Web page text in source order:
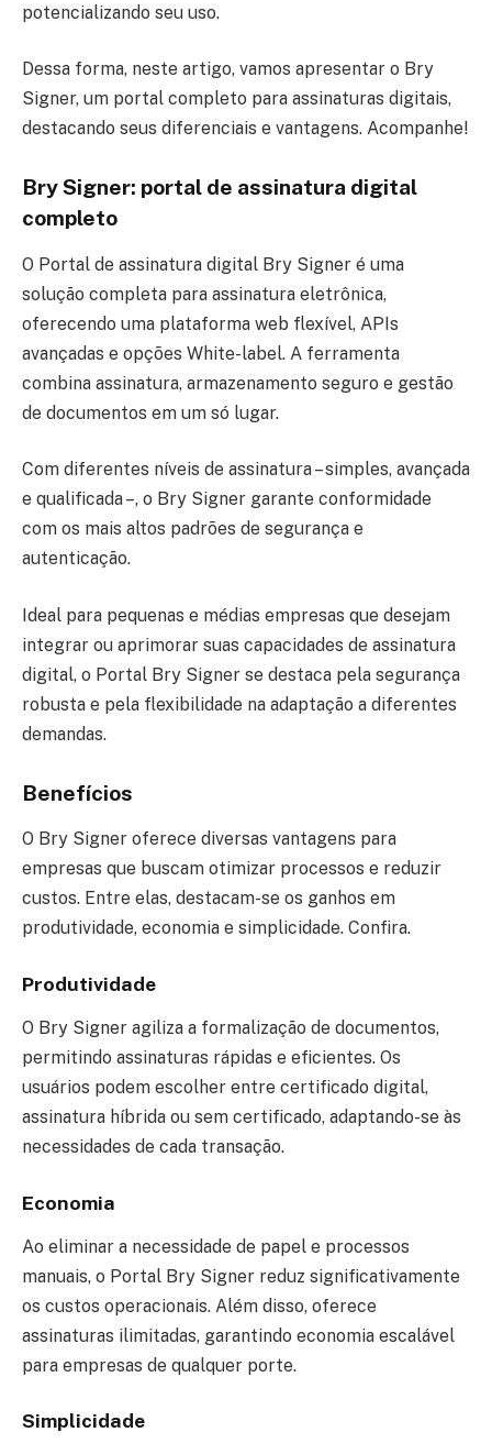
potencializando seu uso.
Dessa forma, neste artigo, vamos apresentar o Bry
Signer, um portal completo para assinaturas digitais,
destacando seus diferenciais e vantagens. Acompanhe!
Bry Signer: portal de assinatura digital
completo
O Portal de assinatura digital Bry Signer é uma
solução completa para assinatura eletrônica,
oferecendo uma plataforma web flexível, APIs
avançadas e opções White-label. A ferramenta
combina assinatura, armazenamento seguro e gestão
de documentos em um só lugar.
Com diferentes níveis de assinatura – simples, avançada
e qualificada –, o Bry Signer garante conformidade
com os mais altos padrões de segurança e
autenticação.
Ideal para pequenas e médias empresas que desejam
integrar ou aprimorar suas capacidades de assinatura
digital, o Portal Bry Signer se destaca pela segurança
robusta e pela flexibilidade na adaptação a diferentes
demandas.
Benefícios
O Bry Signer oferece diversas vantagens para
empresas que buscam otimizar processos e reduzir
custos. Entre elas, destacam-se os ganhos em
produtividade, economia e simplicidade. Confira.
Produtividade
O Bry Signer agiliza a formalização de documentos,
permitindo assinaturas rápidas e eficientes. Os
usuários podem escolher entre certificado digital,
assinatura híbrida ou sem certificado, adaptando-se às
necessidades de cada transação.
Economia
Ao eliminar a necessidade de papel e processos
manuais, o Portal Bry Signer reduz significativamente
os custos operacionais. Além disso, oferece
assinaturas ilimitadas, garantindo economia escalável
para empresas de qualquer porte.
Simplicidade